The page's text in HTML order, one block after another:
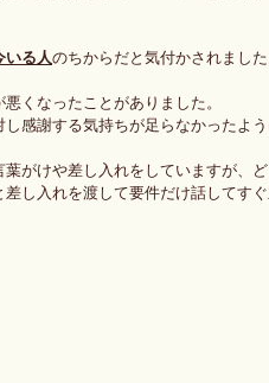
いる人のちからだと気付かされました
くなったことがありました。
感謝する気持ちが足らなかったよう
がけや差し入れをしていますが、
し入れを渡して要件だけ話してすぐ